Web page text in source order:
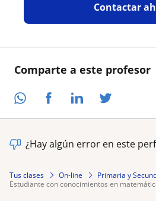
Comparte a este profesor
Contactar
¿Hay algún error en este
Tus clases On-line
Primaria y
estudiante con conocimientos en